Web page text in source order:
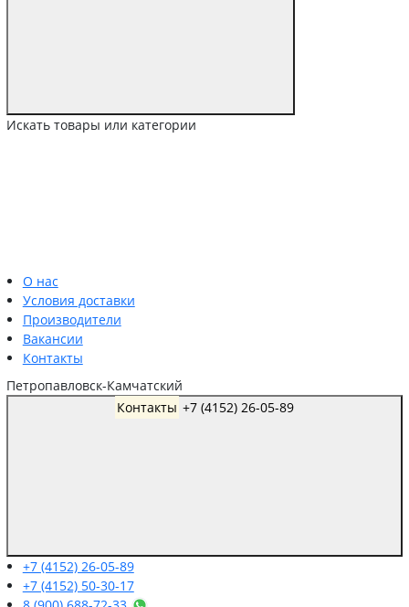
Искать товары или категории
О нас
Условия доставки
Производители
Вакансии
Контакты
Петропавловск-Камчатский
Контакты
+7 (4152) 26-05-89
+7 (4152) 50-30-17